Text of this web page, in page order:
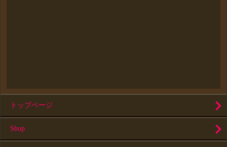
トップページ
Shop